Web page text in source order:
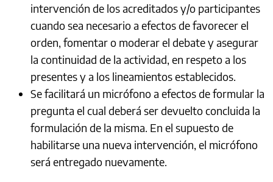
intervención de los acreditados y/o participantes
cuando sea necesario a efectos de favorecer el
orden, fomentar o moderar el debate y asegurar
la continuidad de la actividad, en respeto a los
presentes y a los lineamientos establecidos.
Se facilitará un micrófono a efectos de formular la
pregunta el cual deberá ser devuelto concluida la
formulación de la misma. En el supuesto de
habilitarse una nueva intervención, el micrófono
será entregado nuevamente.